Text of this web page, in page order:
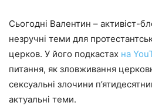
Сьогодні Валентин – активіст-
незручні теми для
церков. У його подкастах на
питання, як зловживання
сексуальні злочини
актуальні теми.